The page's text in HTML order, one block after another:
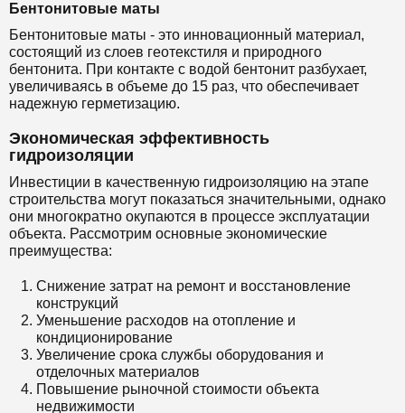
Бентонитовые маты
Бентонитовые маты - это инновационный материал,
состоящий из слоев геотекстиля и природного
бентонита. При контакте с водой бентонит разбухает,
увеличиваясь в объеме до 15 раз, что обеспечивает
надежную герметизацию.
Экономическая эффективность
гидроизоляции
Инвестиции в качественную гидроизоляцию на этапе
строительства могут показаться значительными, однако
они многократно окупаются в процессе эксплуатации
объекта. Рассмотрим основные экономические
преимущества:
Снижение затрат на ремонт и восстановление
конструкций
Уменьшение расходов на отопление и
кондиционирование
Увеличение срока службы оборудования и
отделочных материалов
Повышение рыночной стоимости объекта
недвижимости